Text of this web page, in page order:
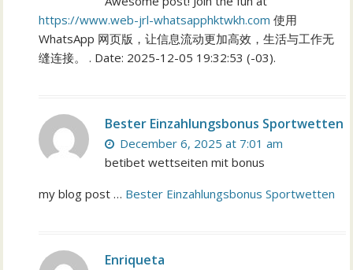
https://www.web-jrl-whatsapphktwkh.com 使用
WhatsApp 网页版，让信息流动更加高效，生活与工作无
缝连接。 . Date: 2025-12-05 19:32:53 (-03).
Bester Einzahlungsbonus Sportwetten
December 6, 2025 at 7:01 am
betibet wettseiten mit bonus
my blog post … Bester Einzahlungsbonus Sportwetten
Enriqueta